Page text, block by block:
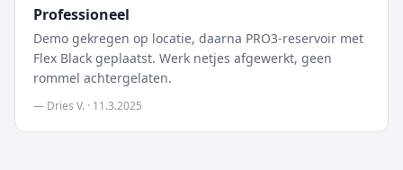
Professioneel
Demo gekregen op locatie, daarna PRO3-reservoir met
Flex Black geplaatst. Werk netjes afgewerkt, geen
rommel achtergelaten.
— Dries V. · 11.3.2025